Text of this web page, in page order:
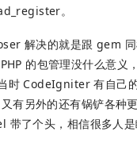
。
解决的就是跟 gem
的包管理没什么意义
时 CodeIgniter 有自己
有另外的还有锅铲各种
带了个头，相信很多人是